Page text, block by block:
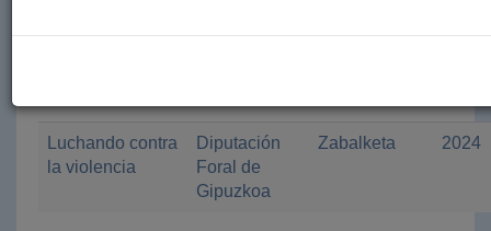
Luchando contra
la violencia
Diputación
Foral de
Gipuzkoa
Zabalketa 2024